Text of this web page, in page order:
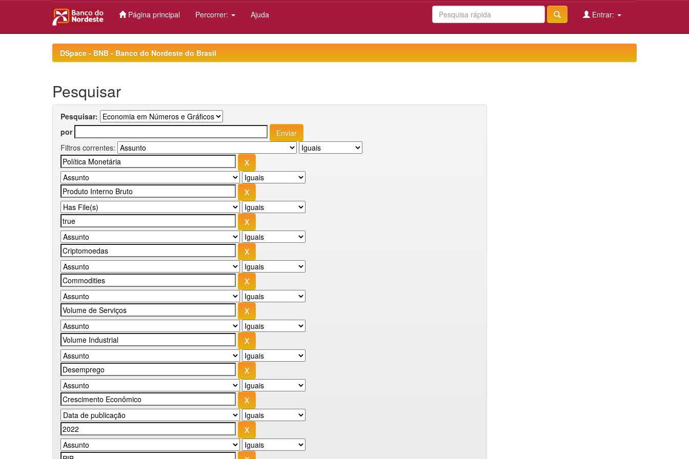
Página principal Percorrer: Ajuda Entrar:
DSpace - BNB - Banco do Nordeste do Brasil
Pesquisar
Pesquisar:
por
Filtros correntes: